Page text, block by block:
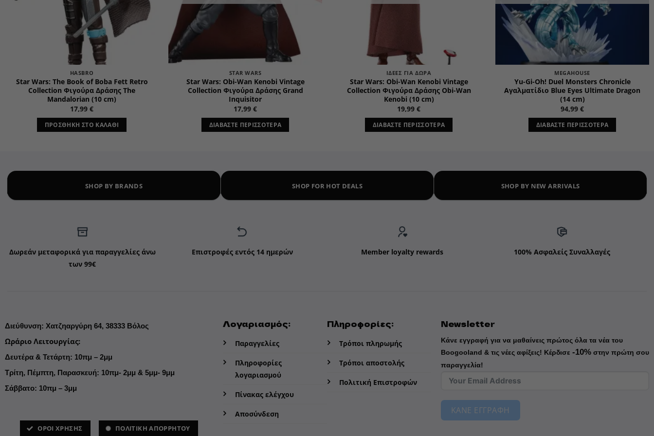
HASBRO
Star Wars: The Book of Boba Fett Retro
Collection Φιγούρα Δράσης The
Mandalorian (10 cm)
17,99 €
ΠΡΟΣΘΉΚΗ ΣΤΟ ΚΑΛΆΘΙ
STAR WARS
Star Wars: Obi-Wan Kenobi Vintage
Collection Φιγούρα Δράσης Grand
Inquisitor
17,99 €
ΔΙΑΒΆΣΤΕ ΠΕΡΙΣΣΌΤΕΡΑ
ΙΔΈΕΣ ΓΙΑ ΔΏΡΑ
Star Wars: Obi-Wan Kenobi Vintage
Collection Φιγούρα Δράσης Obi-Wan
Kenobi (10 cm)
19,99 €
ΔΙΑΒΆΣΤΕ ΠΕΡΙΣΣΌΤΕΡΑ
MEGAHOUSE
Yu-Gi-Oh! Duel Monsters Chronicle
Αγαλματίδιο Blue Eyes Ultimate Dragon
(14 cm)
94,99 €
ΔΙΑΒΆΣΤΕ ΠΕΡΙΣΣΌΤΕΡΑ
SHOP BY BRANDS SHOP FOR HOT DEALS SHOP BY NEW ARRIVALS
Δωρεάν μεταφορικά για παραγγελίες άνω
των 99€
Επιστροφές εντός 14 ημερών Member loyalty rewards 100% Ασφαλείς Συναλλαγές
Διεύθυνση: Χατζηαργύρη 64, 38333 Βόλος
Ωράριο Λειτουργίας:
Δευτέρα & Τετάρτη: 10πμ – 2μμ
Τρίτη, Πέμπτη, Παρασκευή: 10πμ- 2μμ & 5μμ- 9μμ
Σάββατο: 10πμ – 3μμ
ΌΡΟΙ ΧΡΗΣΗΣ ΠΟΛΙΤΙΚΗ ΑΠΟΡΡΗΤΟΥ
Λογαριασμός:
Παραγγελίες
Πληροφορίες
λογαριασμού
Πίνακας ελέγχου
Αποσύνδεση
Πληροφορίες:
Τρόποι πληρωμής
Τρόποι αποστολής
Πολιτική Επιστροφών
Newsletter
Κάνε εγγραφή για να μαθαίνεις πρώτος όλα τα νέα του
Boogooland & τις νέες αφίξεις! Κέρδισε -10%στην πρώτη σου
παραγγελία!
ΚΑΝΕ ΕΓΓΡΑΦΗ